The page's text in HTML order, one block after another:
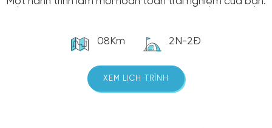
08Km 2N-2Đ
XEM LỊCH TRÌNH